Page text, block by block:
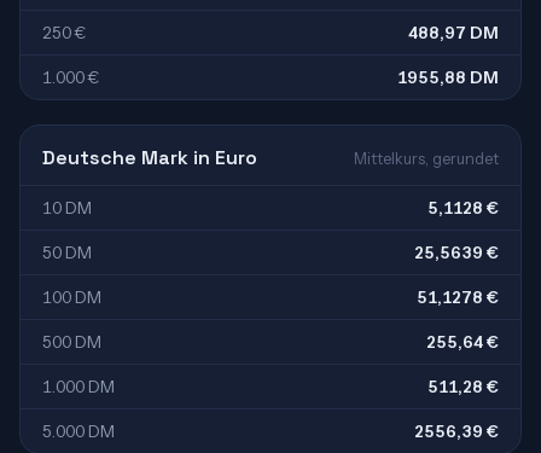
250 € 488,97 DM
1.000 € 1955,88 DM
Deutsche Mark in Euro Mittelkurs, gerundet
10 DM 5,1128 €
50 DM 25,5639 €
100 DM 51,1278 €
500 DM 255,64 €
1.000 DM 511,28 €
5.000 DM 2556,39 €